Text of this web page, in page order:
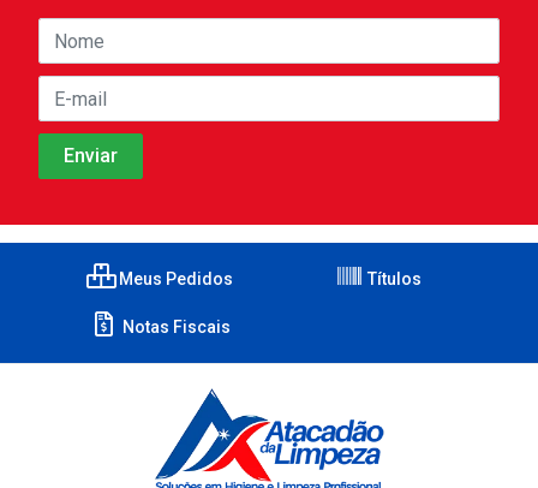
Meus Pedidos Títulos
Notas Fiscais